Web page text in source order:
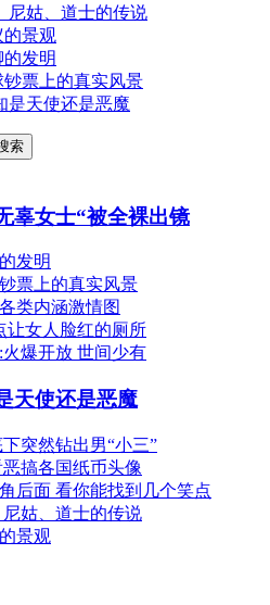
尼姑、道士的传说
的景观
发明
票上的真实风景
是天使还是恶魔
辜女士“被全裸出镜
发明
票上的真实风景
类内涵激情图
让女人脸红的厕所
爆开放 世间少有
天使还是恶魔
突然钻出男“小三”
搞各国纸币头像
后面 看你能找到几个笑点
姑、道士的传说
景观